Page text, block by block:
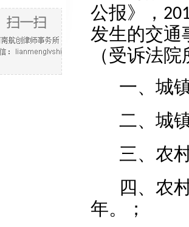
公报》，
发生的交通
（受诉法
一、城
二、城
三、农
四、农
年。；